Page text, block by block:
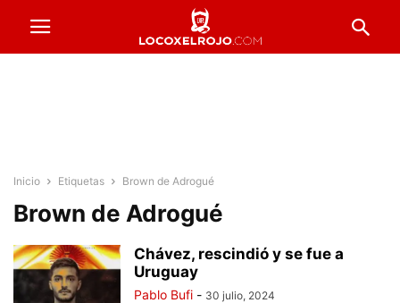
Inicio Etiquetas Brown de Adrogué
Brown de Adrogué
Chávez, rescindió y se fue a
Uruguay
Pablo Bufi - 30 julio, 2024